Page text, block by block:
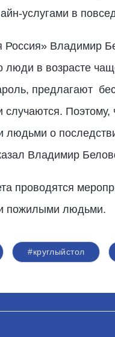
услугами в
Россия» Владимир
в возрасте
предлагают
Поэтому,
людьми о
Владимир
проводятся
и пожилыми людьми.
#круглыйстол